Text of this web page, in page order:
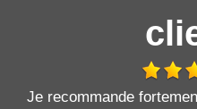
Je recommande